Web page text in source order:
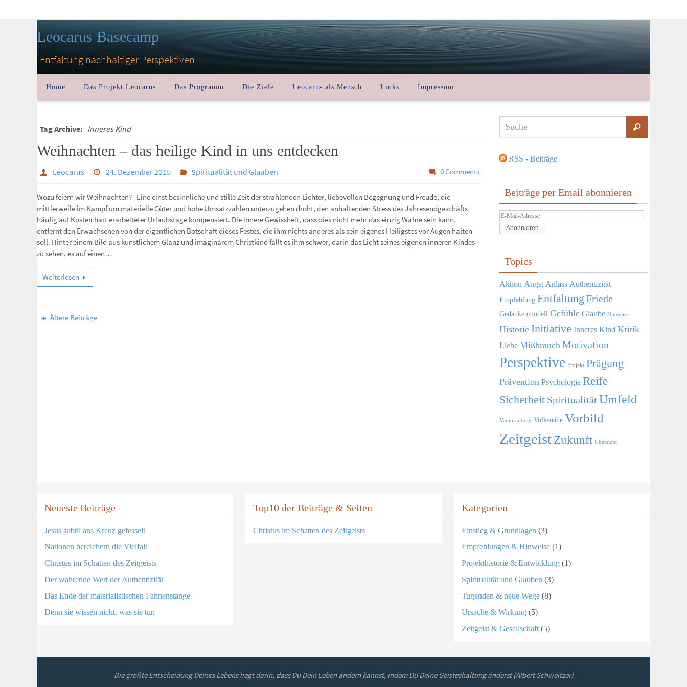
Leocarus Basecamp
Entfaltung nachhaltiger Perspektiven
Home Das Projekt Leocarus Das Programm Die Ziele Leocarus als Mensch Links Impressum
Tag Archive: Inneres Kind
Weihnachten – das heilige Kind in uns entdecken
Leocarus 24. Dezember 2015 Spiritualität und Glauben 0 Comments
Wozu feiern wir Weihnachten? Eine einst besinnliche und stille Zeit der strahlenden Lichter, liebevollen Begegnung und Freude, die
mittlerweile im Kampf um materielle Güter und hohe Umsatzzahlen unterzugehen droht, den anhaltenden Stress des Jahresendgeschäfts
häufig auf Kosten hart erarbeiteter Urlaubstage kompensiert. Die innere Gewissheit, dass dies nicht mehr das einzig Wahre sein kann,
entfernt den Erwachsenen von der eigentlichen Botschaft dieses Festes, die ihm nichts anderes als sein eigenes Heiligstes vor Augen halten
soll. Hinter einem Bild aus künstlichem Glanz und imaginärem Christkind fällt es ihm schwer, darin das Licht seines eigenen inneren Kindes
zu sehen, es auf einen…
Weiterlesen
Ältere Beiträge
RSS - Beiträge
Beiträge per Email abonnieren
E-
Mail-
Topics
Aktion Angst Anlass Authentizität
Empfehlung Entfaltung Friede
Gedankenmodell Gefühle Glaube Hinweise
Historie Initiative Inneres Kind Kritik
Liebe Mißbrauch Motivation
Perspektive Projekt Prägung
Prävention Psychologie Reife
Sicherheit Spiritualität Umfeld
Veranstaltung Volksnähe Vorbild
Zeitgeist Zukunft Übersicht
Neueste Beiträge
Jesus subtil ans Kreuz gefesselt
Nationen bereichern die Vielfalt
Christus im Schatten des Zeitgeists
Der wahrende Wert der Authentizität
Das Ende der materialistischen Fahnenstange
Denn sie wissen nicht, was sie tun
Top10 der Beiträge & Seiten
Christus im Schatten des Zeitgeists
Kategorien
Einstieg & Grundlagen (3)
Empfehlungen & Hinweise (1)
Projekthistorie & Entwicklung (1)
Spiritualität und Glauben (3)
Tugenden & neue Wege (8)
Ursache & Wirkung (5)
Zeitgeist & Gesellschaft (5)
Die größte Entscheidung Deines Lebens liegt darin, dass Du Dein Leben ändern kannst, indem Du Deine Geisteshaltung änderst (Albert Schweitzer)